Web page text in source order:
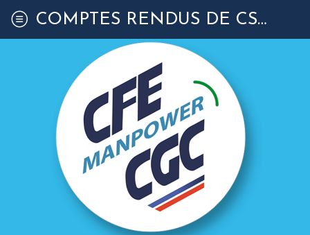
COMPTES RENDUS DE CSEC